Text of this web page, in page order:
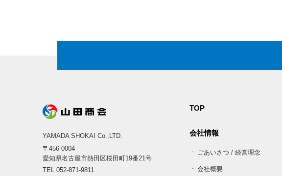
YAMADA SHOKAI Co.,LTD.
〒456-0004
愛知県名古屋市熱田区桜田町19番21号
TEL 052-871-9811
TOP
会社情報
ごあいさつ / 経営理念
会社概要